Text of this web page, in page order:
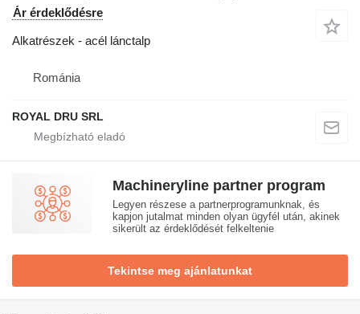
Ár érdeklődésre
Alkatrészek - acél lánctalp
Románia
ROYAL DRU SRL
Machineryline partner program
Legyen részese a partnerprogramunknak, és
kapjon jutalmat minden olyan ügyfél után, akinek
sikerült az érdeklődését felkeltenie
Tekintse meg ajánlatunkat